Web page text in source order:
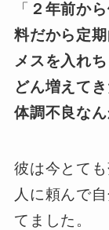
「 ２年前か
料だから定
メスを入れ
どん増えて
体調不良な
彼は今とて
人に頼んで
てました。